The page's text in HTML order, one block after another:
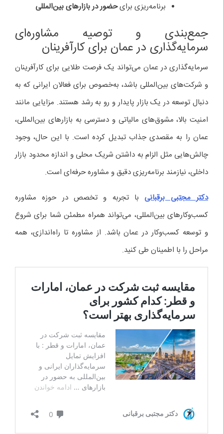
برنامه‌ریزی برایحضور در بازارهای بین‌المللی
جمع‌بندی و توصیه مشاوره‌ای
سرمایه‌گذاری در عمان برای کارآفرینان
سرمایه‌گذاری در عمان می‌تواند یک فرصت طلایی برای کارآفرینان
و شرکت‌های بین‌المللی باشد، به‌خصوص برای فعالان ایرانی که به
دنبال توسعه در یک بازار پایدار و رو به رشد هستند. مزایایی مانند
امنیت بالا، مشوق‌های مالیاتی و دسترسی به بازارهای بین‌المللی،
عمان را به مقصدی جذاب تبدیل کرده است. با این حال، وجود
چالش‌هایی مثل الزام به داشتن شریک محلی و اندازه محدود بازار
داخلی، نیازمند برنامه‌ریزی دقیق و مشاوره حرفه‌ای است.
دکتر مجتبی برقبانی با تجربه و تخصص در حوزه مشاوره
کسب‌وکارهای بین‌المللی، می‌تواند همراه مطمئن شما برای شروع
و توسعه کسب‌وکار در عمان باشد. از مشاوره تا راه‌اندازی، همه
مراحل را با اطمینان طی کنید.